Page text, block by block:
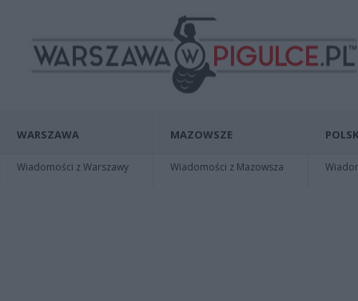
WARSZAWA
Wiadomości z Warszawy
MAZOWSZE
Wiadomości z Mazowsza